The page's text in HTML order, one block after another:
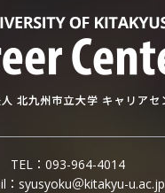
TEL：093-964-4014
syusyoku＠kitakyu-u.ac.jp